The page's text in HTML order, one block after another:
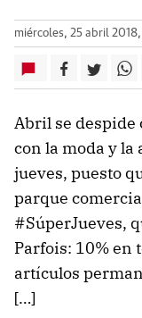
miércoles, 25 abril
Abril se despide
con la moda y la
jueves, puesto
parque
#SúperJueves,
Parfois: 10% en
artículos
[…]